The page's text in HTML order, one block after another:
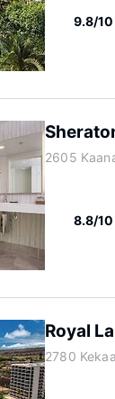
9.8/10
2605
8.8/10
Royal
2780